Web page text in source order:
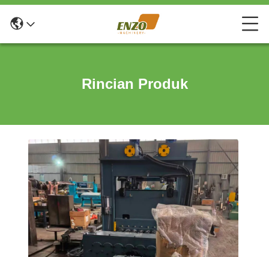
Rincian Produk